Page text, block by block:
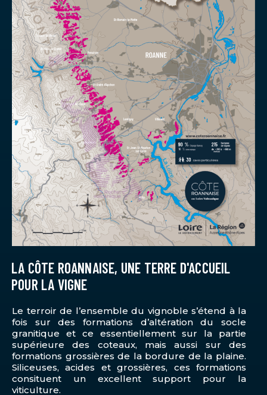
LA CÔTE ROANNAISE, UNE TERRE D'ACCUEIL
POUR LA VIGNE
Le terroir de l’ensemble du vignoble s’étend à la
fois sur des formations d’altération du socle
granitique et ce essentiellement sur la partie
supérieure des coteaux, mais aussi sur des
formations grossières de la bordure de la plaine.
Siliceuses, acides et grossières, ces formations
consituent un excellent support pour la
viticulture.